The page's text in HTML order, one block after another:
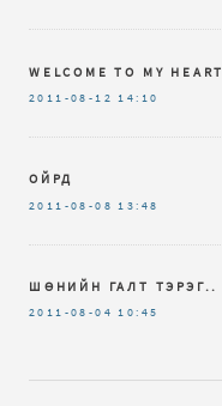
WELCOME TO MY HEART
2011-08-12 14:10
ОЙРД
2011-08-08 13:48
ШӨНИЙН ГАЛТ ТЭРЭГ..
2011-08-04 10:45